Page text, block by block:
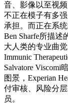
音、影像以至视
不正在模子有多
承担。而正在系
Ben Sharfe所描
大人类的专业曲
Immunic
Salvatore
图景，Experian
付审核、风险分
员。